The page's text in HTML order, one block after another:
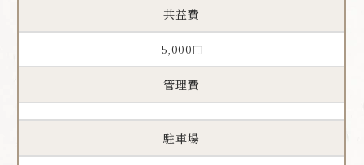
共益費
5,000円
管理費
駐車場